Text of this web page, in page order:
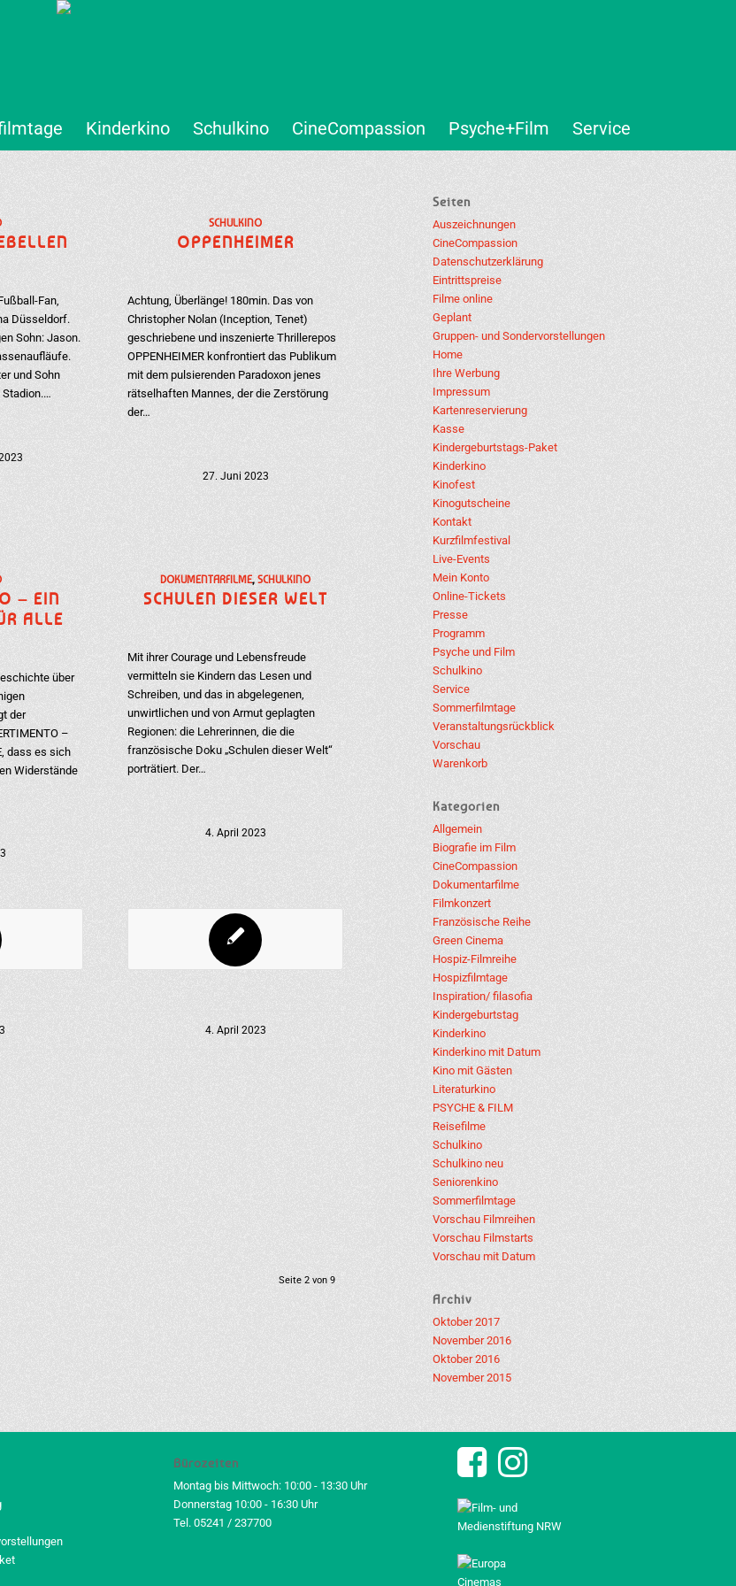
Kinderkino Schulkino CineCompassion Psyche+Film Service
Fan,
Düsseldorf.
Sohn: Jason.
und Sohn
SCHULKINO
OPPENHEIMER
Achtung, Überlänge! 180min. Das von
Christopher Nolan (Inception, Tenet)
geschriebene und inszenierte Thrillerepos
OPPENHEIMER konfrontiert das Publikum
mit dem pulsierenden Paradoxon jenes
rätselhaften Mannes, der die Zerstörung
der…
27. Juni 2023
– EIN
ALLE
über
der
–
dass es sich
Widerstände
DOKUMENTARFILME,SCHULKINO
SCHULEN DIESER WELT
Mit ihrer Courage und Lebensfreude
vermitteln sie Kindern das Lesen und
Schreiben, und das in abgelegenen,
unwirtlichen und von Armut geplagten
Regionen: die Lehrerinnen, die die
französische Doku „Schulen dieser Welt“
porträtiert. Der…
4. April 2023
4. April 2023
Seite 2 von 9
Seiten
Auszeichnungen
CineCompassion
Datenschutzerklärung
Eintrittspreise
Filme online
Geplant
Gruppen- und Sondervorstellungen
Home
Ihre Werbung
Impressum
Kartenreservierung
Kasse
Kindergeburtstags-Paket
Kinderkino
Kinofest
Kinogutscheine
Kontakt
Kurzfilmfestival
Live-Events
Mein Konto
Online-Tickets
Presse
Programm
Psyche und Film
Schulkino
Service
Sommerfilmtage
Veranstaltungsrückblick
Vorschau
Warenkorb
Kategorien
Allgemein
Biografie im Film
CineCompassion
Dokumentarfilme
Filmkonzert
Französische Reihe
Green Cinema
Hospiz-Filmreihe
Hospizfilmtage
Inspiration/ filasofia
Kindergeburtstag
Kinderkino
Kinderkino mit Datum
Kino mit Gästen
Literaturkino
PSYCHE & FILM
Reisefilme
Schulkino
Schulkino neu
Seniorenkino
Sommerfilmtage
Vorschau Filmreihen
Vorschau Filmstarts
Vorschau mit Datum
Archiv
Oktober 2017
November 2016
Oktober 2016
November 2015
Bürozeiten
Montag bis Mittwoch: 10:00 - 13:30 Uhr
Donnerstag 10:00 - 16:30 Uhr
Tel. 05241 / 237700